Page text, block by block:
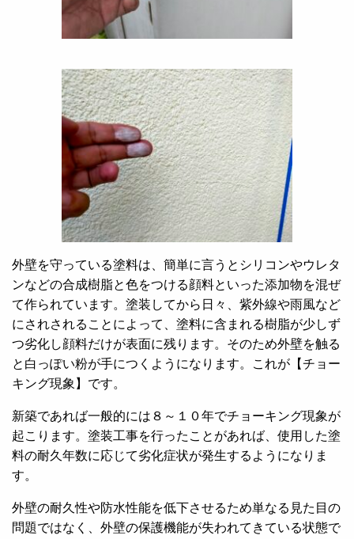
外壁を守っている塗料は、簡単に言うとシリコンやウレタ
ンなどの合成樹脂と色をつける顔料といった添加物を混ぜ
て作られています。塗装してから日々、紫外線や雨風など
にされされることによって、塗料に含まれる樹脂が少しず
つ劣化し顔料だけが表面に残ります。そのため外壁を触る
と白っぽい粉が手につくようになります。これが【チョー
キング現象】です。
新築であれば一般的には８～１０年でチョーキング現象が
起こります。塗装工事を行ったことがあれば、使用した塗
料の耐久年数に応じて劣化症状が発生するようになりま
す。
外壁の耐久性や防水性能を低下させるため単なる見た目の
問題ではなく、外壁の保護機能が失われてきている状態で